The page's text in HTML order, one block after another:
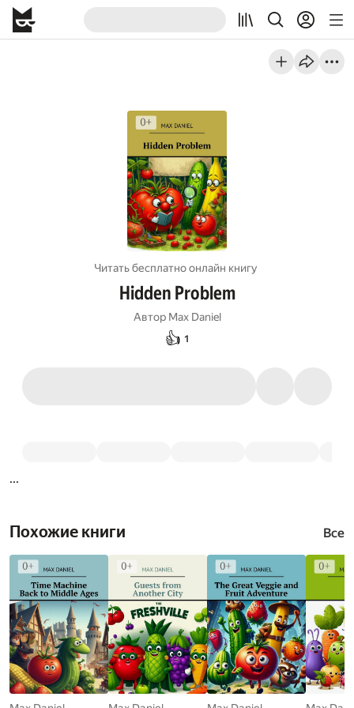
Читать бесплатно онлайн книгу
Hidden Problem
Автор Max Daniel
👍 1
...
Похожие книги Все